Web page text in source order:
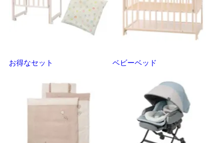
お得なセット ベビーベッド